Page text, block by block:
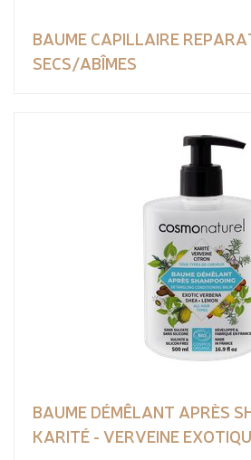
BAUME CAPILLAIRE
SECS/ABÎMES
BAUME DÉMÊLANT APRÈS
KARITÉ - VERVEINE